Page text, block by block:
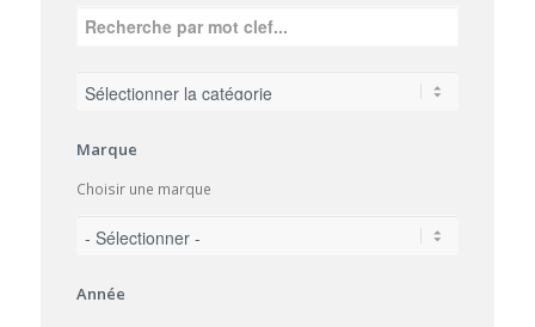
Marque
Choisir une marque
Année